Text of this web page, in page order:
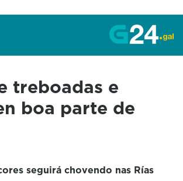
treboadas e
boa parte de
seguirá chovendo nas Rías